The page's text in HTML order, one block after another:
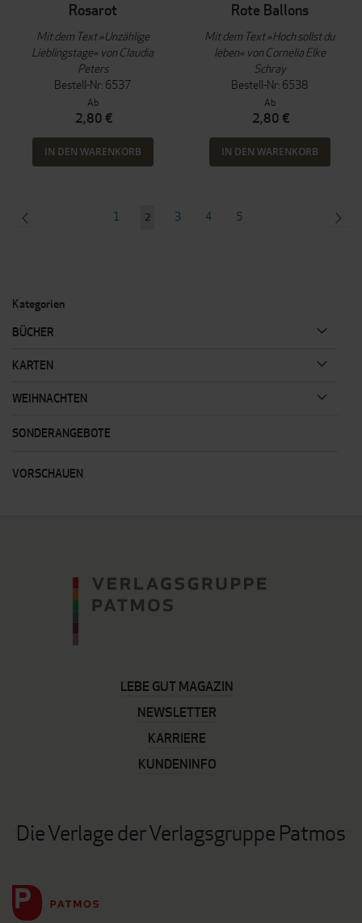
Rosarot
Mit dem Text »Unzählige
Lieblingstage« von Claudia
Peters
Bestell-Nr: 6537
Ab
2,80 €
IN DEN WARENKORB
Rote Ballons
Mit dem Text »Hoch sollst du
leben« von Cornelia Elke
Schray
Bestell-Nr: 6538
Ab
2,80 €
IN DEN WARENKORB
Seite
1
Sie
2 Seite
3 Seite
4 Seite
5
Kategorien
BÜCHER
KARTEN
WEIHNACHTEN
SONDERANGEBOTE
VORSCHAUEN
LEBE GUT MAGAZIN
NEWSLETTER
KARRIERE
KUNDENINFO
Die Verlage der Verlagsgruppe Patmos